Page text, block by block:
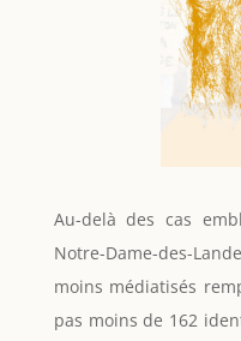
Au-delà des cas
Notre-Dame-des-
moins médiatisés
pas moins de 162